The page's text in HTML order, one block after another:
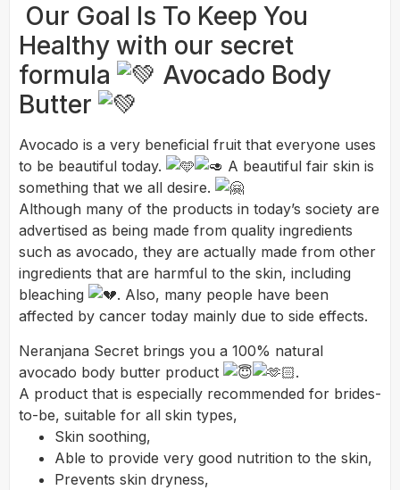
Our Goal Is To Keep You
Healthy with our secret
formula
Avocado Body
Butter
Avocado is a very beneficial fruit that everyone uses
to be beautiful today.
A beautiful fair skin is
something that we all desire.
Although many of the products in today’s society are
advertised as being made from quality ingredients
such as avocado, they are actually made from other
ingredients that are harmful to the skin, including
bleaching
. Also, many people have been
affected by cancer today mainly due to side effects.
Neranjana Secret brings you a 100% natural
avocado body butter product
.
A product that is especially recommended for brides-
to-be, suitable for all skin types,
Skin soothing,
Able to provide very good nutrition to the skin,
Prevents skin dryness,